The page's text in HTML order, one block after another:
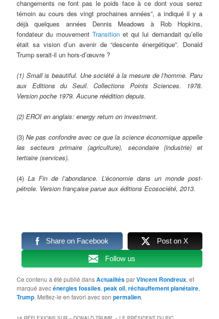
changements ne font pas le poids face à ce dont vous serez
témoin au cours des vingt prochaines années”, a indiqué il y a
déjà quelques années Dennis Meadows à Rob Hopkins,
fondateur du mouvement Transitionet qui lui demandait qu’elle
était sa vision d’un avenir de “descente énergétique”. Donald
Trump serait-il un hors-d’œuvre ?
(1) Small is beautiful. Une société à la mesure de l’homme. Paru
aux Editions du Seuil. Collections Points Sciences. 1978.
Version poche 1979. Aucune réédition depuis.
(2) EROI en anglais: energy return on investment.
(3)Ne pas confondre avec ce que la science économique appelle
les secteurs primaire (agriculture), secondaire (industrie) et
tertiaire (services).
(4)La Fin de l’abondance. L’économie dans un monde post-
pétrole. Version française parue aux éditions Ecosociété, 2013.
Share on Facebook Post on X
Follow us
Ce contenu a été publié dansActualitésparVincent Rondreux, et
marqué avecénergies fossiles,peak oil,réchauffement planétaire,
Trump. Mettez-le en favori avec sonpermalien.